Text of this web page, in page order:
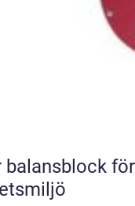
balansblock